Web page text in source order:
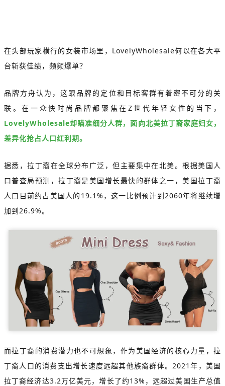
在头部玩家横行的女装市场里，LovelyWholesale何以在各大平
台斩获佳绩，频频爆单？
品牌方舟认为，这跟品牌的定位和目标客群有着密不可分的关
联。在一众快时尚品牌都聚焦在Z世代年轻女性的当下，
LovelyWholesale却瞄准细分人群，面向北美拉丁裔家庭妇女，
差异化抢占人口红利期。
据悉，拉丁裔在全球分布广泛，但主要集中在北美。根据美国人
口普查局预测，拉丁裔是美国增长最快的群体之一，美国拉丁裔
人口目前约占美国人的19.1%，这一比例预计到2060年将继续增
加到26.9%。
而拉丁裔的消费潜力也不可想象，作为美国经济的核心力量，拉
丁裔人口的消费支出增长速度远超其他族裔群体。2021年，美国
拉丁裔经济达3.2万亿美元，增长了约13%，远超过美国生产总值